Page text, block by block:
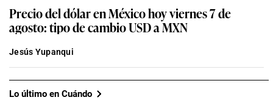
Precio del dólar en México hoy viernes 7 de
agosto: tipo de cambio USD a MXN
Jesús Yupanqui
Lo último en Cuándo